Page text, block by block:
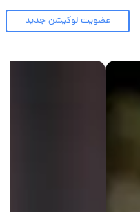
عضویت لوکیشن جدید